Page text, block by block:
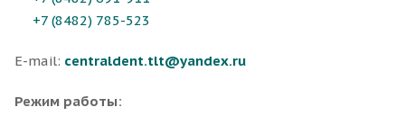
+7 (8482) 785-523
E-mail: centraldent.tlt@yandex.ru
Режим работы: